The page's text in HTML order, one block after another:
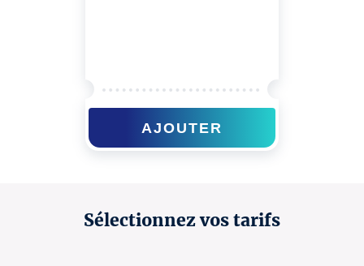
AJOUTER
Sélectionnez vos tarifs